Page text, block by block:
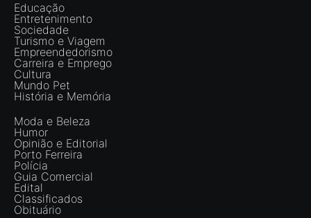
Educação
Entretenimento
Sociedade
Turismo e Viagem
Empreendedorismo
Carreira e Emprego
Cultura
Mundo Pet
História e Memória
Moda e Beleza
Humor
Opinião e Editorial
Porto Ferreira
Polícia
Guia Comercial
Edital
Classificados
Obituário